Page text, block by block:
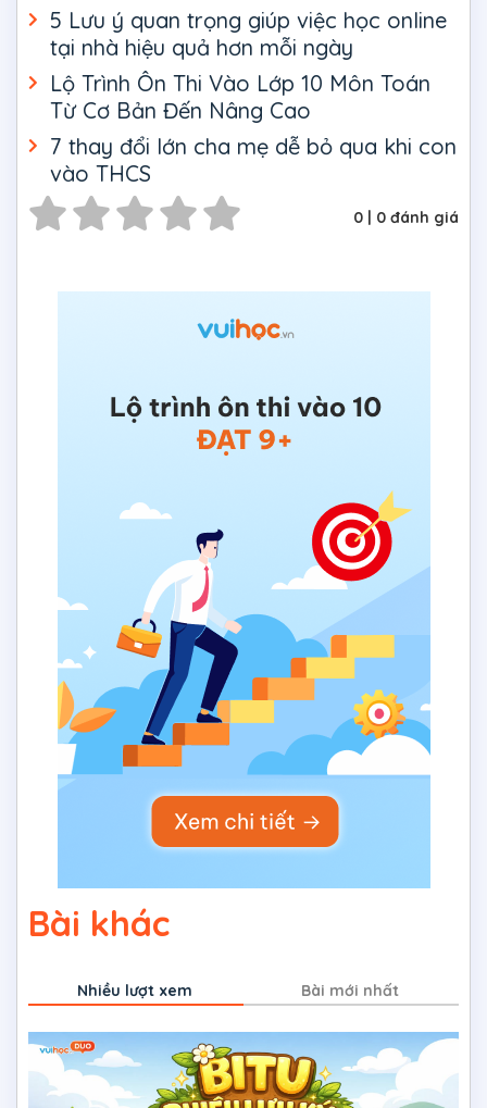
5 Lưu ý quan trọng giúp việc học online
tại nhà hiệu quả hơn mỗi ngày
Lộ Trình Ôn Thi Vào Lớp 10 Môn Toán
Từ Cơ Bản Đến Nâng Cao
7 thay đổi lớn cha mẹ dễ bỏ qua khi con
vào THCS
0 0 đánh giá
Bài khác
Nhiều lượt xem Bài mới nhất